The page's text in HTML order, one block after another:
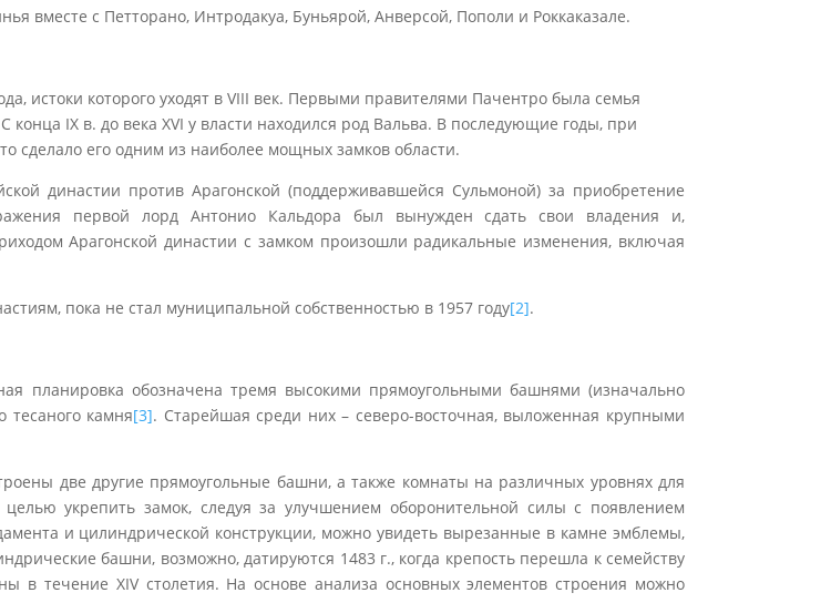
вместе с Петторано, Интродакуа, Буньярой, Анверсой, Пополи и Роккаказале.
истоки которого уходят в VIII век. Первыми правителями Пачентро была семья
IX в. до века XVI у власти находился род Вальва. В последующие годы, при
сделало его одним из наиболее мощных замков области.
династии против Арагонской (поддерживавшейся Сульмоной) за приобретение
первой лорд Антонио Кальдора был вынужден сдать свои владения и,
Арагонской династии с замком произошли радикальные изменения, включая
пока не стал муниципальной собственностью в 1957 году[2].
планировка обозначена тремя высокими прямоугольными башнями (изначально
тесаного камня[3]. Старейшая среди них – северо-восточная, выложенная крупными
две другие прямоугольные башни, а также комнаты на различных уровнях для
укрепить замок, следуя за улучшением оборонительной силы с появлением
и цилиндрической конструкции, можно увидеть вырезанные в камне эмблемы,
башни, возможно, датируются 1483 г., когда крепость перешла к семейству
течение XIV столетия. На основе анализа основных элементов строения можно